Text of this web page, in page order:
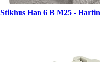
Stikhus Han 6 B M25 -